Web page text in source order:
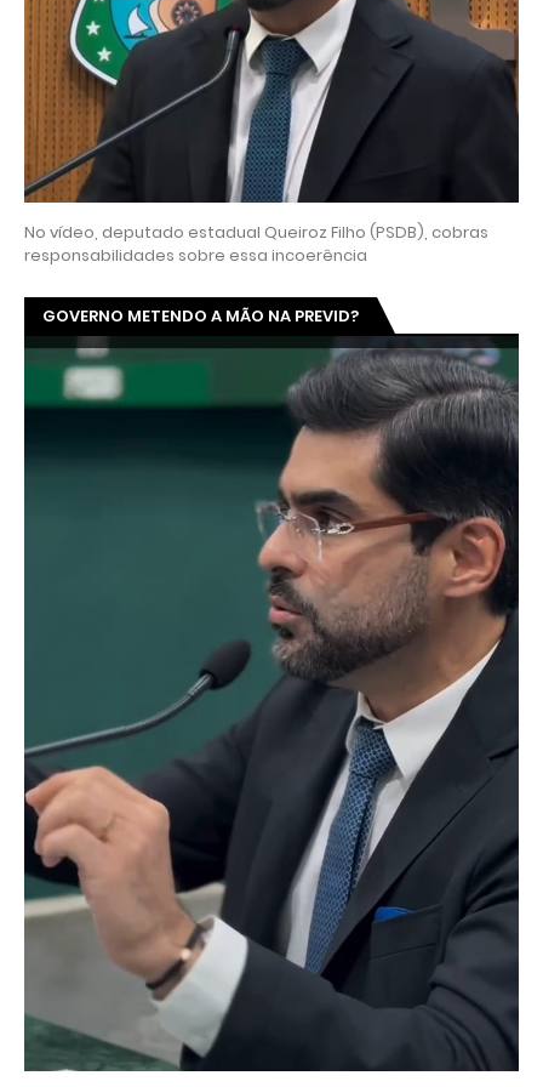
No vídeo, deputado estadual Queiroz Filho (PSDB), cobras
responsabilidades sobre essa incoerência
GOVERNO METENDO A MÃO NA PREVID?